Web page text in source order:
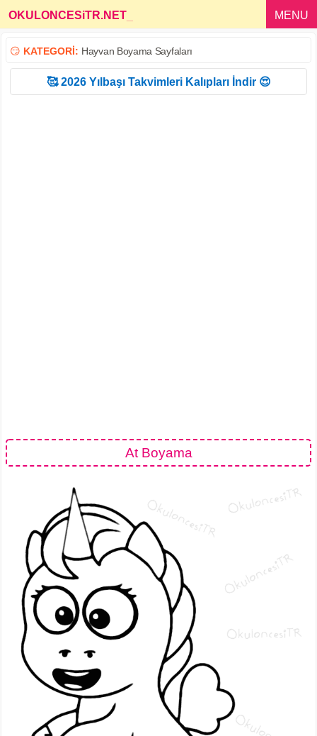
OKULONCESiTR.NET MENU
😏 KATEGORİ: Hayvan Boyama Sayfaları
🥰 2026 Yılbaşı Takvimleri Kalıpları İndir 😍
At Boyama